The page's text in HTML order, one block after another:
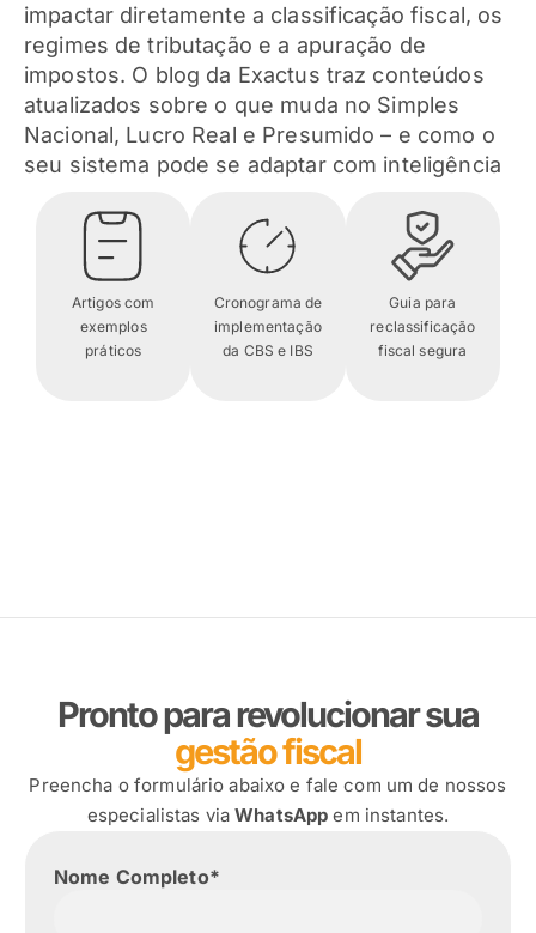
impactar diretamente a classificação fiscal, os
regimes de tributação e a apuração de
impostos. O blog da Exactus traz conteúdos
atualizados sobre o que muda no Simples
Nacional, Lucro Real e Presumido – e como o
seu sistema pode se adaptar com inteligência
Artigos com
exemplos
práticos
Cronograma de
implementação
da CBS e IBS
Guia para
reclassificação
fiscal segura
Pronto para revolucionar sua
gestão fiscal
Preencha o formulário abaixo e fale com um de nossos
especialistas viaWhatsApp em instantes.
Nome Completo*